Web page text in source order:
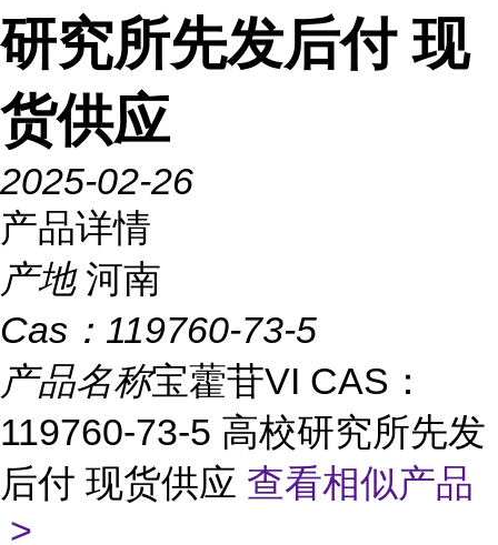
研究所先发后付 现
货供应
2025-02-26
产品详情
产地 河南
Cas： 119760-73-5
产品名称宝藿苷VI CAS：
119760-73-5 高校研究所先发
后付 现货供应 查看相似产品
>